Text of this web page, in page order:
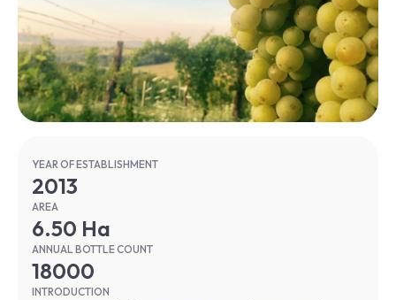
YEAR OF ESTABLISHMENT
2013
AREA
6.50 Ha
ANNUAL BOTTLE COUNT
18000
INTRODUCTION